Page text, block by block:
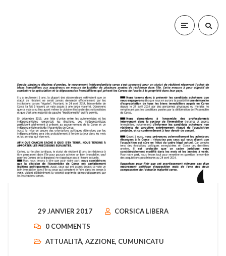
29 JANVIER 2017
CORSICA LIBERA
0 COMMENTS
ATTUALITÀ, AZZIONE, CUMUNICATU